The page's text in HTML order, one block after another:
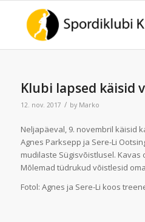
Klubi lapsed käisid
12. nov. 2017 / by Marko
Neljapäeval, 9. novembril käisid
Agnes Parksepp ja Sere-Li
mudilaste Sügisvõistlusel. Kavas
Mõlemad tüdrukud võistlesid
Fotol: Agnes ja Sere-Li koos